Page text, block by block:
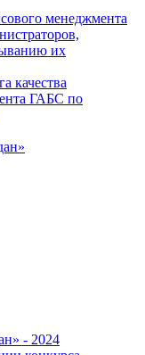
менеджмента
их
качества
ГАБС по
- 2024